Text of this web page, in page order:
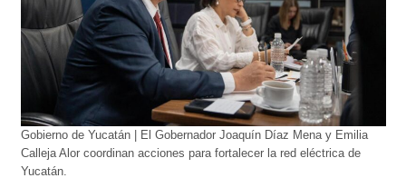
Gobierno de Yucatán | El Gobernador Joaquín Díaz Mena y Emilia
Calleja Alor coordinan acciones para fortalecer la red eléctrica de
Yucatán.